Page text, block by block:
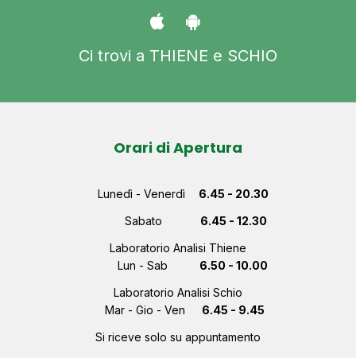
Ci trovi a THIENE e SCHIO
Orari di Apertura
Lunedì - Venerdì
6.45 - 20.30
Sabato
6.45 - 12.30
Laboratorio Analisi Thiene
Lun - Sab
6.50 - 10.00
Laboratorio Analisi Schio
Mar - Gio - Ven
6.45 - 9.45
Si riceve solo su appuntamento